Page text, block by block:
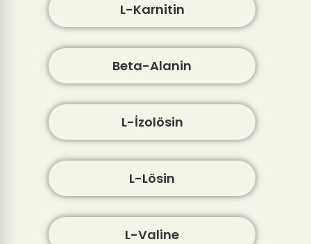
L-Karnitin
Beta-Alanin
L-İzolösin
L-Lösin
L-Valine